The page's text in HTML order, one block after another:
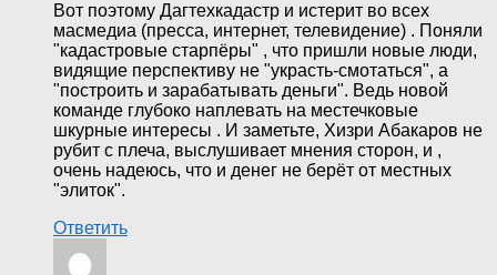
Вот поэтому Дагтехкадастр и истерит во всех
масмедиа (пресса, интернет, телевидение) . Поняли
"кадастровые старпёры" , что пришли новые люди,
видящие перспективу не "украсть-смотаться", а
"построить и зарабатывать деньги". Ведь новой
команде глубоко наплевать на местечковые
шкурные интересы . И заметьте, Хизри Абакаров не
рубит с плеча, выслушивает мнения сторон, и ,
очень надеюсь, что и денег не берёт от местных
"элиток".
Ответить